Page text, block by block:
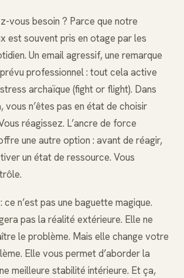
vous besoin ? Parce que notre
est souvent pris en otage par les
Un email agressif, une remarque
professionnel : tout cela active
archaïque (fight or flight). Dans
vous n’êtes pas en état de choisir
réagissez. L’ancre de force
une autre option : avant de réagir,
un état de ressource. Vous
ce n’est pas une baguette magique.
pas la réalité extérieure. Elle ne
le problème. Mais elle change votre
Elle vous permet d’aborder la
meilleure stabilité intérieure. Et ça,